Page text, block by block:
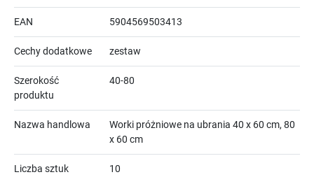
EAN 5904569503413
Cechy dodatkowe zestaw
Szerokość
produktu
40-80
Nazwa handlowa
Worki próżniowe na ubrania 40 x 60 cm, 80
x 60 cm
Liczba sztuk
10